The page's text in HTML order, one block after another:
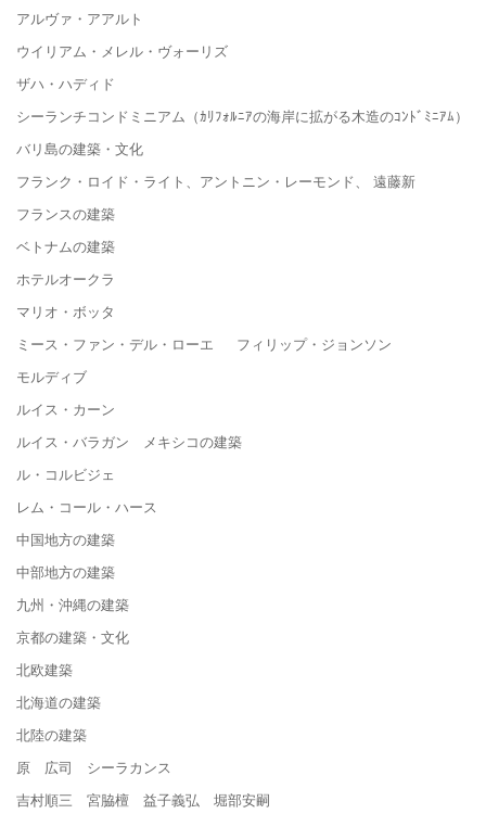
アルヴァ・アアルト
ウイリアム・メレル・ヴォーリズ
ザハ・ハディド
シーランチコンドミニアム（ｶﾘﾌｫﾙﾆｱの海岸に拡がる木造のｺﾝﾄﾞﾐﾆｱﾑ）
バリ島の建築・文化
フランク・ロイド・ライト、アントニン・レーモンド、 遠藤新
フランスの建築
ベトナムの建築
ホテルオークラ
マリオ・ボッタ
ミース・ファン・デル・ローエ フィリップ・ジョンソン
モルディブ
ルイス・カーン
ルイス・バラガン メキシコの建築
ル・コルビジェ
レム・コール・ハース
中国地方の建築
中部地方の建築
九州・沖縄の建築
京都の建築・文化
北欧建築
北海道の建築
北陸の建築
原 広司 シーラカンス
吉村順三 宮脇檀 益子義弘 堀部安嗣